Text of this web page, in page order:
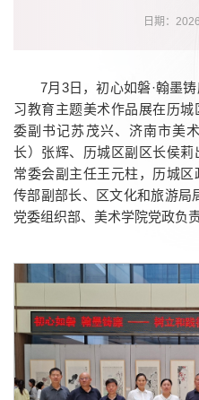
日期：
7月3日，初心如磐·翰墨
习教育主题美术作品展在历
委副书记苏茂兴、济南市美
长）张辉、历城区副区长侯
常委会副主任王元柱，历城
传部副部长、区文化和旅游局
党委组织部、美术学院党政负